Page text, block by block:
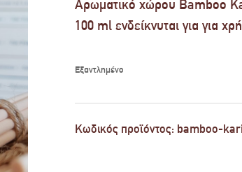
Αρωματικό χώρου Bamboo
100 ml ενδείκνυται για για
Εξαντλημένο
Κωδικός προϊόντος: bamboo-